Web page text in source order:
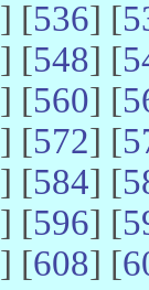
] [536] [
] [548] [
] [560] [
] [572] [
] [584] [
] [596] [
] [608] [